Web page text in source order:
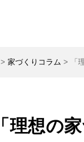
>家づくりコラム > 「
「理想の